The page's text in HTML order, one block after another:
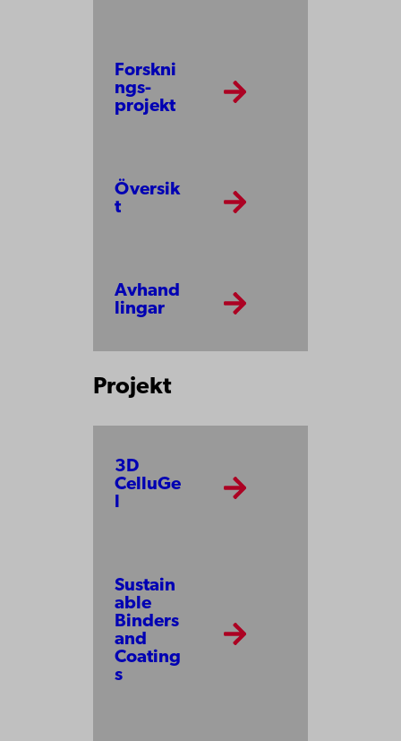
Forskni
ngs­
projekt
Översik
t
Avhand
lingar
Projekt
3D
CelluGe
l
Sustain
able
Binders
and
Coating
s